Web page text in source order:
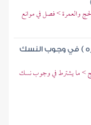
والعمرة > فصل في موانع
) في وجوب النسك
> ما يشترط في وجوب نسك